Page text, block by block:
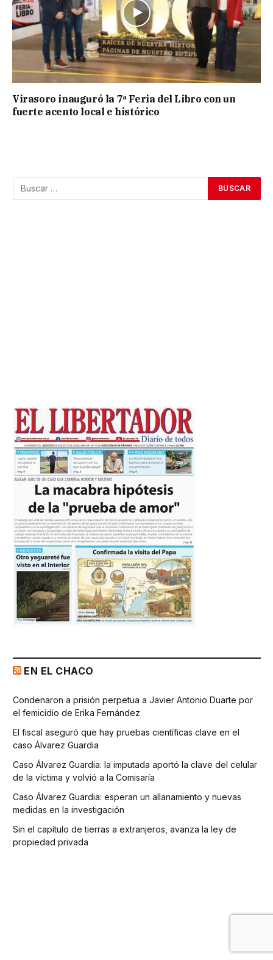
Virasoro inauguró la 7ª Feria del Libro con un
fuerte acento local e histórico
EN EL CHACO
Condenaron a prisión perpetua a Javier Antonio Duarte por
el femicidio de Erika Fernández
El fiscal aseguró que hay pruebas científicas clave en el
caso Álvarez Guardia
Caso Álvarez Guardia: la imputada aportó la clave del celular
de la víctima y volvió a la Comisaría
Caso Álvarez Guardia: esperan un allanamiento y nuevas
medidas en la investigación
Sin el capítulo de tierras a extranjeros, avanza la ley de
propiedad privada